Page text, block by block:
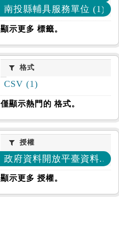
南投縣輔具服務單位 (1)
顯示更多 標籤。
格式格式
CSV (1)
僅顯示熱門的 格式。
授權授權
政府資料開放平臺資料... (1)
顯示更多 授權。